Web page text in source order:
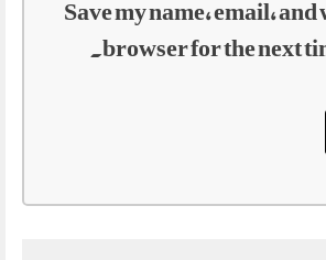
Save my name, email, and
browser for the next